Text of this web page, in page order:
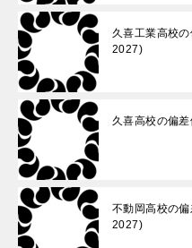
久喜工業高校
2027)
久喜高校の偏
不動岡高校の
2027)